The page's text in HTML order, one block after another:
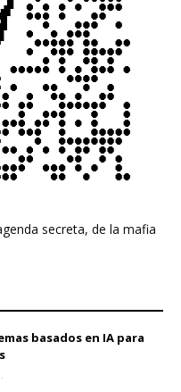
secreta, de la mafia
basados en IA para